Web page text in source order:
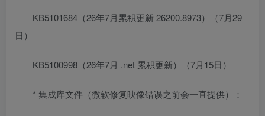
KB5101684（26年7月累积更新 26200.8973）（7月29
日）
KB5100998（26年7月 .net 累积更新）（7月15日）
* 集成库文件（微软修复映像错误之前会一直提供）：